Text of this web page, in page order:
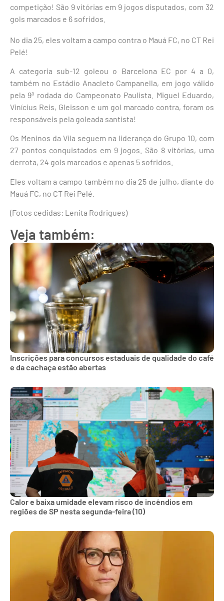
competição! São 9 vitórias em 9 jogos disputados, com 32
gols marcados e 6 sofridos.
No dia 25, eles voltam a campo contra o Mauá FC, no CT Rei
Pelé!
A categoria sub-12 goleou o Barcelona EC por 4 a 0,
também no Estádio Anacleto Campanella, em jogo válido
pela 9ª rodada do Campeonato Paulista. Miguel Eduardo,
Vinícius Reis, Gleisson e um gol marcado contra, foram os
responsáveis pela goleada santista!
Os Meninos da Vila seguem na liderança do Grupo 10, com
27 pontos conquistados em 9 jogos. São 8 vitórias, uma
derrota, 24 gols marcados e apenas 5 sofridos.
Eles voltam a campo também no dia 25 de julho, diante do
Mauá FC, no CT Rei Pelé.
(Fotos cedidas: Lenita Rodrigues)
Veja também:
Inscrições para concursos estaduais de qualidade do café
e da cachaça estão abertas
Calor e baixa umidade elevam risco de incêndios em
regiões de SP nesta segunda-feira (10)